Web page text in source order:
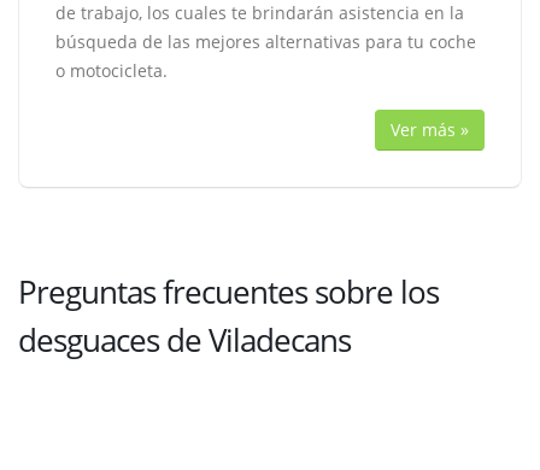
de trabajo, los cuales te brindarán asistencia en la
búsqueda de las mejores alternativas para tu coche
o motocicleta.
Ver más »
Preguntas frecuentes sobre los
desguaces de Viladecans